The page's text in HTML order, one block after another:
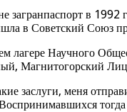
загранпаспорт в
в Советский Союз
лагере Научного
Магнитогорский
заслуги, меня